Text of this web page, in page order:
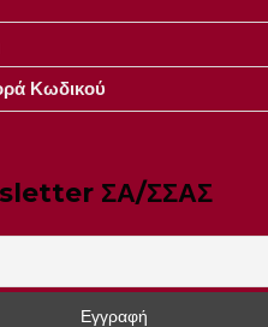
Κωδικού
ΣΑ/ΣΣΑΣ